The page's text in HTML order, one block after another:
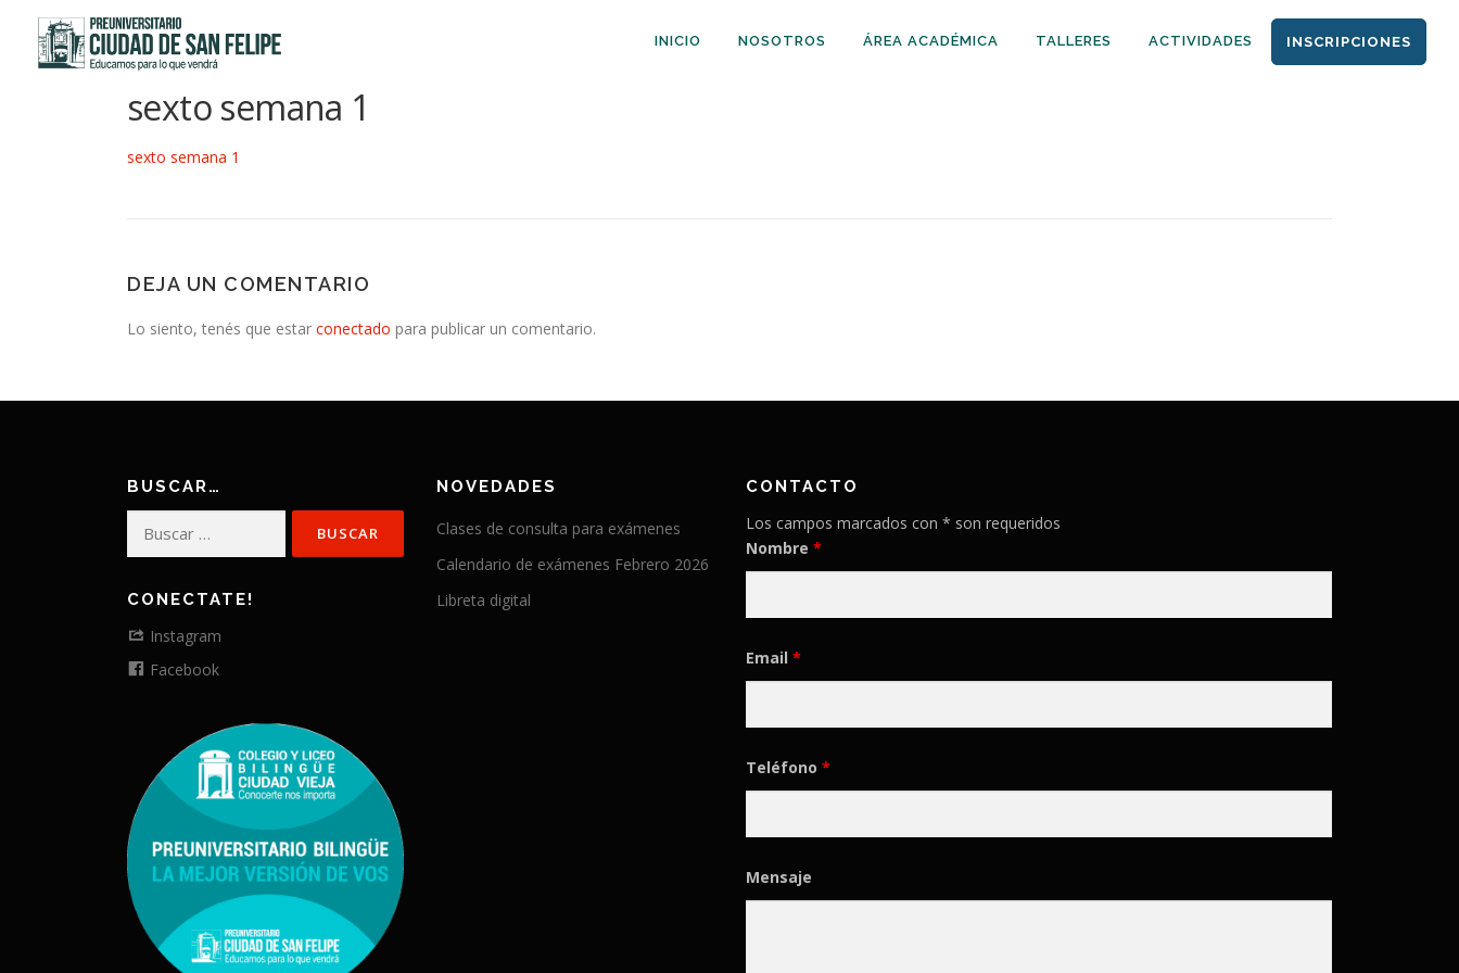
contenido
INICIO NOSOTROS ÁREA ACADÉMICA TALLERES ACTIVIDADES INSCRIPCIONES
sexto semana 1
sexto semana 1
DEJA UN COMENTARIO
Lo siento, tenés que estar conectado para publicar un comentario.
BUSCAR…
CONECTATE!
Instagram
Facebook
NOVEDADES
Clases de consulta para exámenes
Calendario de exámenes Febrero 2026
Libreta digital
CONTACTO
Los campos marcados con * son requeridos
Nombre *
Email *
Teléfono *
Mensaje